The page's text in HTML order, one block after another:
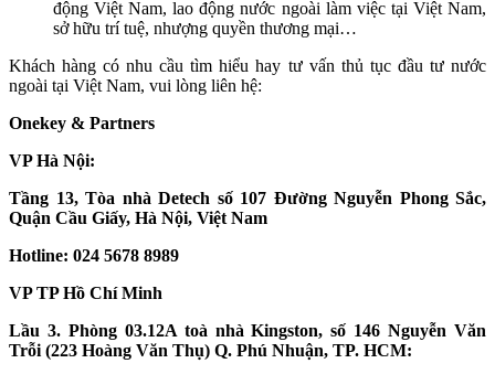
động Việt Nam, lao động nước ngoài làm việc tại Việt Nam,
sở hữu trí tuệ, nhượng quyền thương mại…
Khách hàng có nhu cầu tìm hiểu hay tư vấn thủ tục đầu tư nước
ngoài tại Việt Nam, vui lòng liên hệ:
Onekey & Partners
VP Hà Nội:
Tầng 13, Tòa nhà Detech số 107 Đường Nguyễn Phong Sắc,
Quận Cầu Giấy, Hà Nội, Việt Nam
Hotline: 024 5678 8989
VP TP Hồ Chí Minh
Lầu 3. Phòng 03.12A toà nhà Kingston, số 146 Nguyễn Văn
Trỗi (223 Hoàng Văn Thụ) Q. Phú Nhuận, TP. HCM: